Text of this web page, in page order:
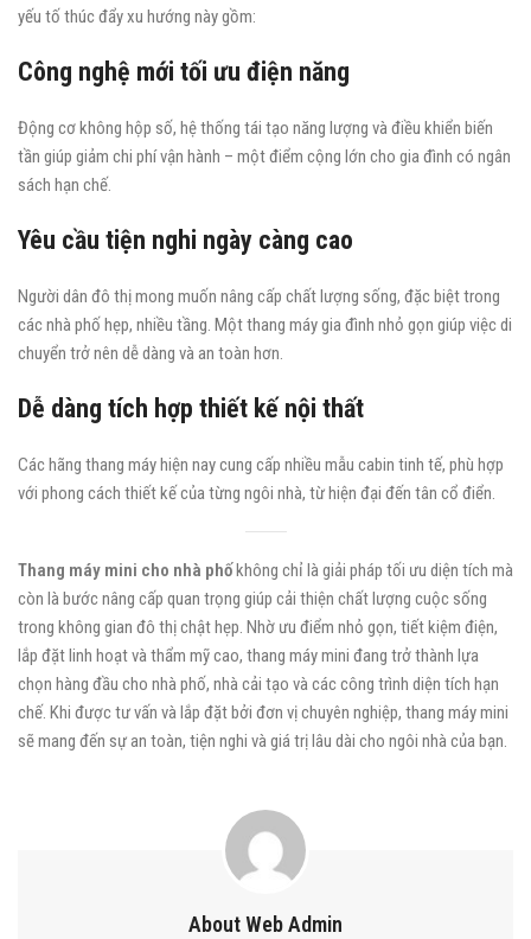
yếu tố thúc đẩy xu hướng này gồm:
Công nghệ mới tối ưu điện năng
Động cơ không hộp số, hệ thống tái tạo năng lượng và điều khiển biến
tần giúp giảm chi phí vận hành – một điểm cộng lớn cho gia đình có ngân
sách hạn chế.
Yêu cầu tiện nghi ngày càng cao
Người dân đô thị mong muốn nâng cấp chất lượng sống, đặc biệt trong
các nhà phố hẹp, nhiều tầng. Một thang máy gia đình nhỏ gọn giúp việc di
chuyển trở nên dễ dàng và an toàn hơn.
Dễ dàng tích hợp thiết kế nội thất
Các hãng thang máy hiện nay cung cấp nhiều mẫu cabin tinh tế, phù hợp
với phong cách thiết kế của từng ngôi nhà, từ hiện đại đến tân cổ điển.
Thang máy mini cho nhà phốkhông chỉ là giải pháp tối ưu diện tích mà
còn là bước nâng cấp quan trọng giúp cải thiện chất lượng cuộc sống
trong không gian đô thị chật hẹp. Nhờ ưu điểm nhỏ gọn, tiết kiệm điện,
lắp đặt linh hoạt và thẩm mỹ cao, thang máy mini đang trở thành lựa
chọn hàng đầu cho nhà phố, nhà cải tạo và các công trình diện tích hạn
chế. Khi được tư vấn và lắp đặt bởi đơn vị chuyên nghiệp, thang máy mini
sẽ mang đến sự an toàn, tiện nghi và giá trị lâu dài cho ngôi nhà của bạn.
About Web Admin